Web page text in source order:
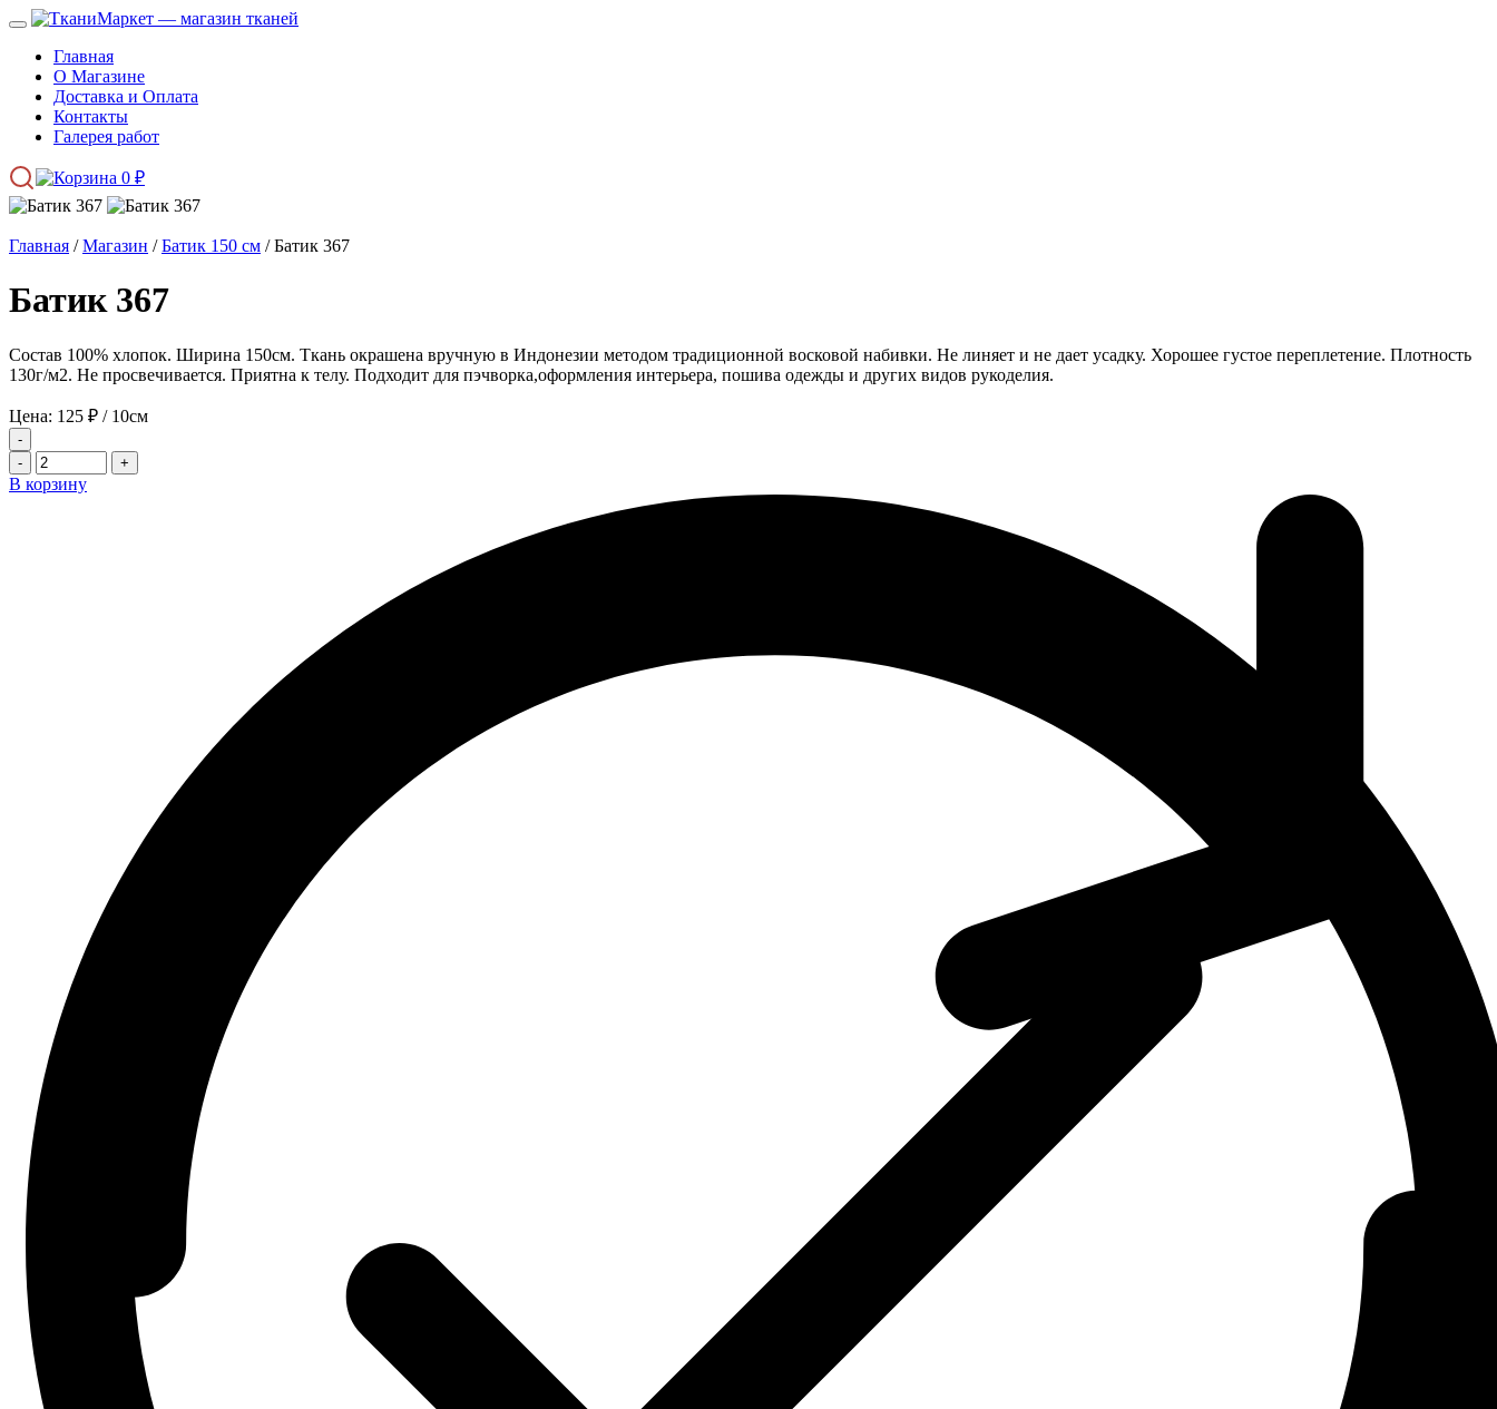
Главная
О Магазине
Доставка и Оплата
Контакты
Галерея работ
0 ₽
Главная /Магазин /Батик 150 см / Батик 367
Батик 367
Состав 100% хлопок. Ширина 150см. Ткань окрашена вручную в Индонезии методом традиционной восковой набивки. Не линяет и не дает усадку. Хорошее густое переплетение. Плотность
130г/м2. Не просвечивается. Приятна к телу. Подходит для пэчворка,оформления интерьера, пошива одежды и других видов рукоделия.
Цена: 125 ₽ / 10см
-
-
+
В корзину